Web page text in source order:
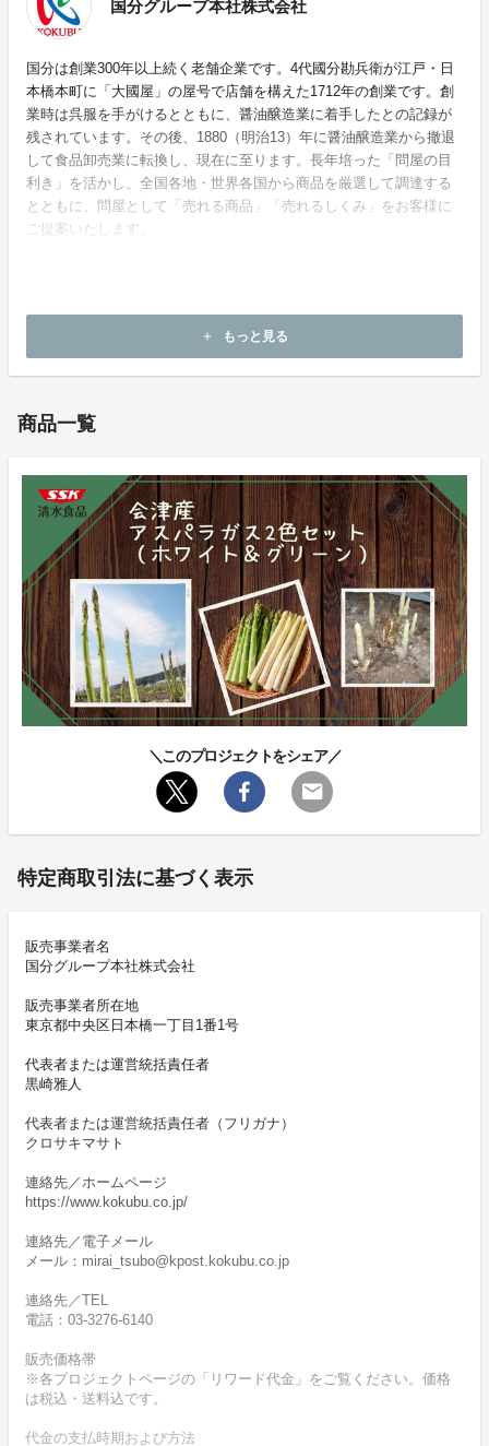
国分グループ本社株式会社
国分は創業300年以上続く老舗企業です。4代國分勘兵衛が江戸・日
本橋本町に「大國屋」の屋号で店舗を構えた1712年の創業です。創
業時は呉服を手がけるとともに、醤油醸造業に着手したとの記録が
残されています。その後、1880（明治13）年に醤油醸造業から撤退
して食品卸売業に転換し、現在に至ります。長年培った「問屋の目
利き」を活かし、全国各地・世界各国から商品を厳選して調達する
とともに、問屋として「売れる商品」「売れるしくみ」をお客様に
ご提案いたします。
add もっと見る
商品一覧
＼このプロジェクトをシェア／
特定商取引法に基づく表示
販売事業者名
国分グループ本社株式会社
販売事業者所在地
東京都中央区日本橋一丁目1番1号
代表者または運営統括責任者
黒崎雅人
代表者または運営統括責任者（フリガナ）
クロサキマサト
連絡先／ホームページ
https://www.kokubu.co.jp/
連絡先／電子メール
メール：mirai_tsubo@kpost.kokubu.co.jp
連絡先／TEL
電話：03-3276-6140
販売価格帯
※各プロジェクトページの「リワード代金」をご覧ください。価格
は税込・送料込です。
代金の支払時期および方法